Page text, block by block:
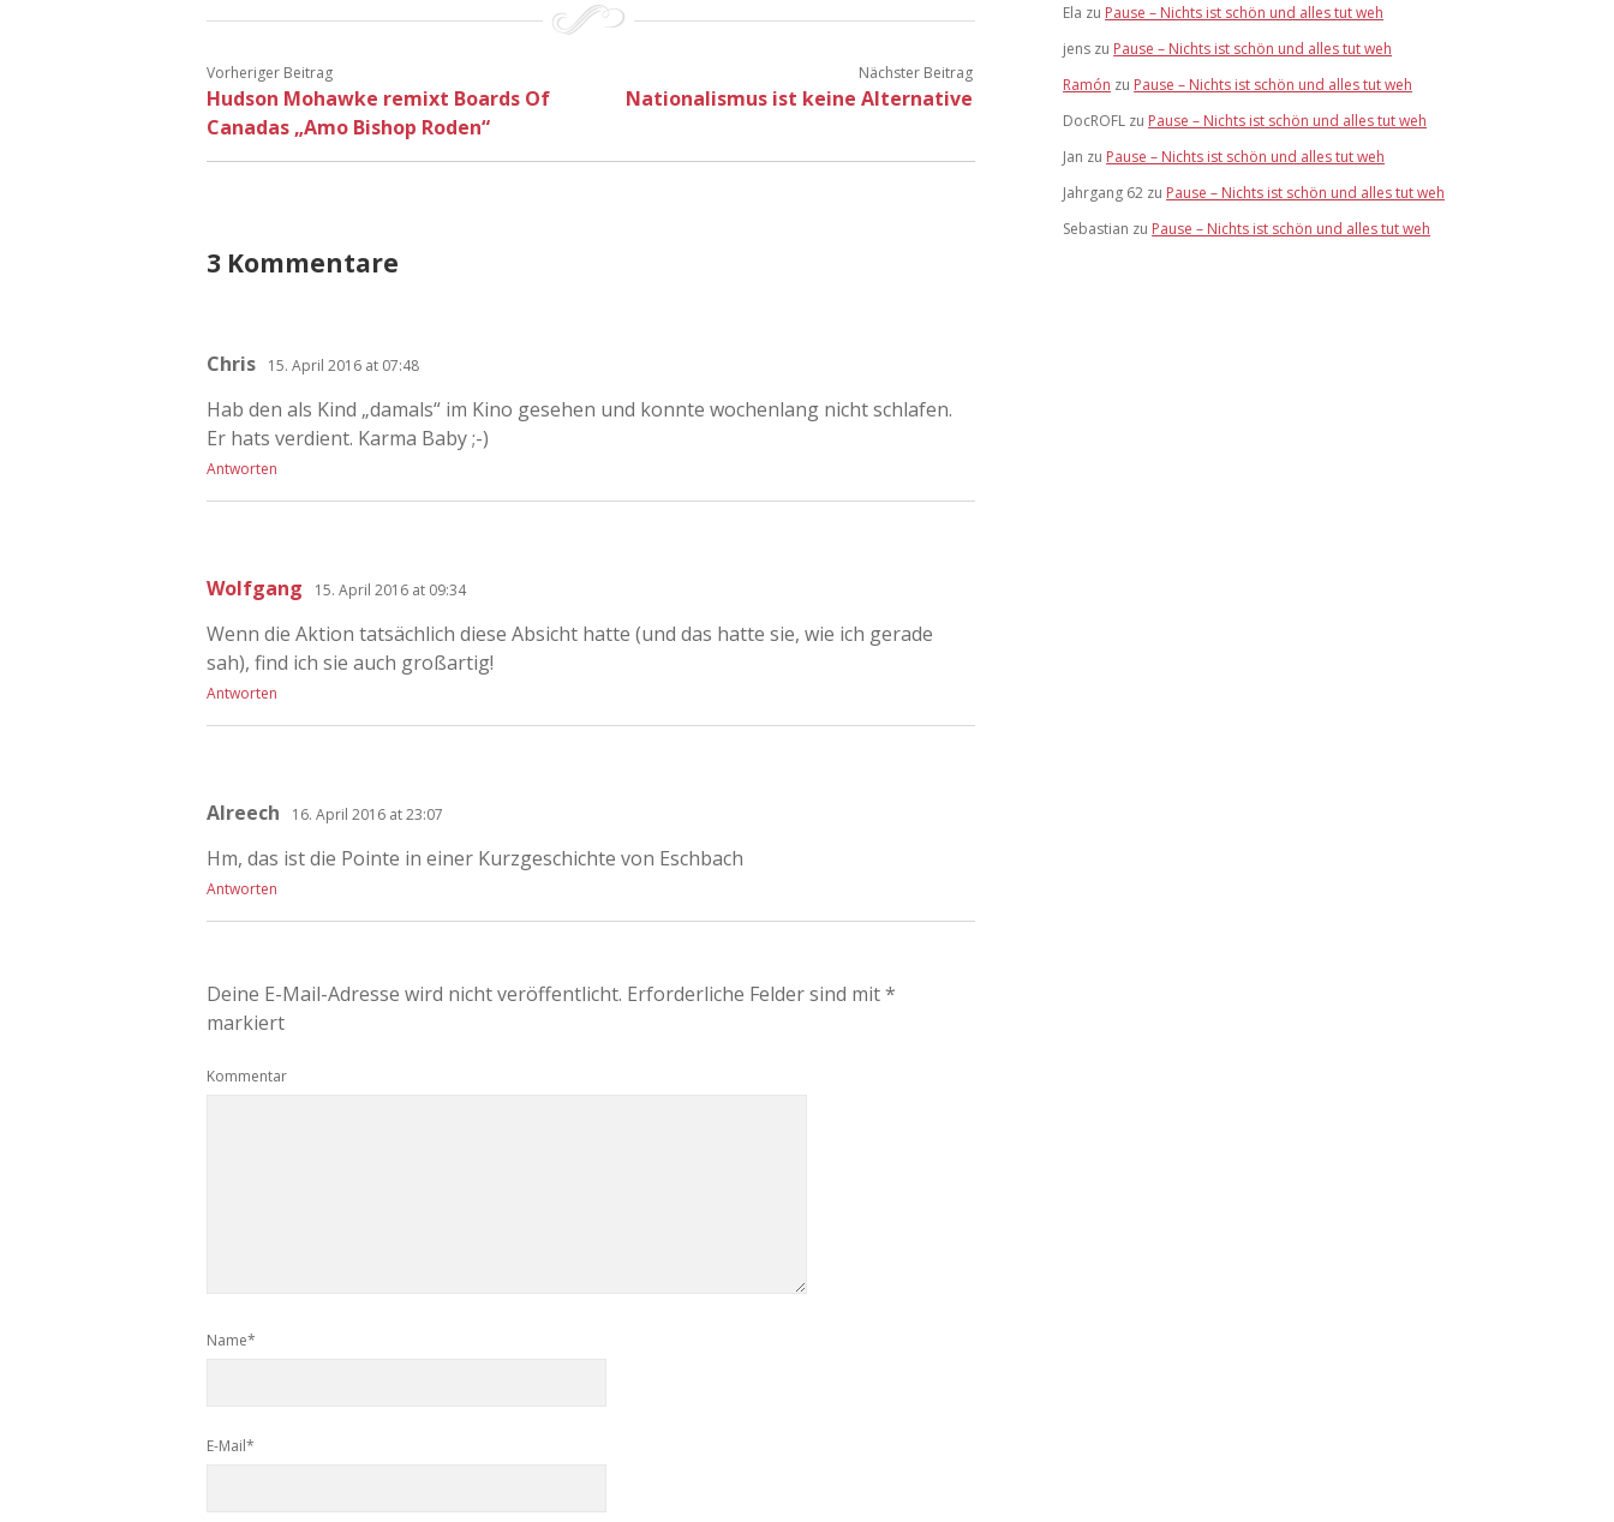
Vorheriger Beitrag
Hudson Mohawke remixt Boards Of
Canadas „Amo Bishop Roden“
Nächster Beitrag
Nationalismus ist keine Alternative
3 Kommentare
Chris 15. April 2016 at 07:48
Hab den als Kind „damals“ im Kino gesehen und konnte wochenlang nicht schlafen.
Er hats verdient. Karma Baby ;-)
Antworten
Wolfgang 15. April 2016 at 09:34
Wenn die Aktion tatsächlich diese Absicht hatte (und das hatte sie, wie ich gerade
sah), find ich sie auch großartig!
Antworten
Alreech 16. April 2016 at 23:07
Hm, das ist die Pointe in einer Kurzgeschichte von Eschbach
Antworten
Deine E-Mail-Adresse wird nicht veröffentlicht. Erforderliche Felder sind mit*
markiert
Kommentar
Name*
E-Mail*
Ela zu Pause – Nichts ist schön und alles tut weh
jens zu Pause – Nichts ist schön und alles tut weh
Ramón zu Pause – Nichts ist schön und alles tut weh
DocROFL zu Pause – Nichts ist schön und alles tut weh
Jan zu Pause – Nichts ist schön und alles tut weh
Jahrgang 62 zu Pause – Nichts ist schön und alles tut weh
Sebastian zu Pause – Nichts ist schön und alles tut weh